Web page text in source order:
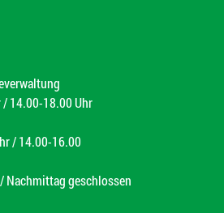
14.00-18.00 Uhr
/ 14.00-16.00
Nachmittag geschlossen